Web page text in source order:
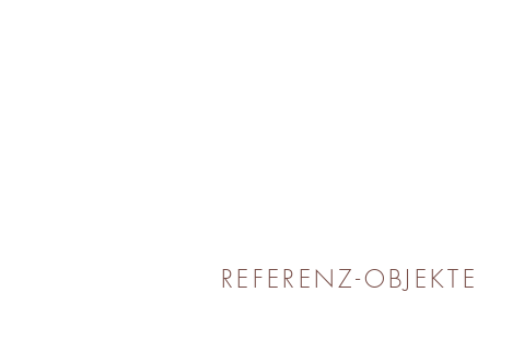
REFERENZ-OBJEKTE